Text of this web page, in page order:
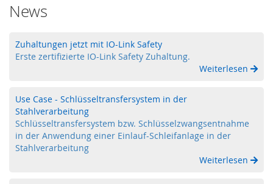
e
l
r
a
e
r
s
y
s
News
Zuhaltungen jetzt mit IO-Link Safety
Erste zertifizierte IO-Link Safety Zuhaltung.
Weiterlesen
Use Case - Schlüsseltransfersystem in der
Stahlverarbeitung
Schlüsseltransfersystem bzw. Schlüsselzwangsentnahme
in der Anwendung einer Einlauf-Schleifanlage in der
Stahlverarbeitung
Weiterlesen